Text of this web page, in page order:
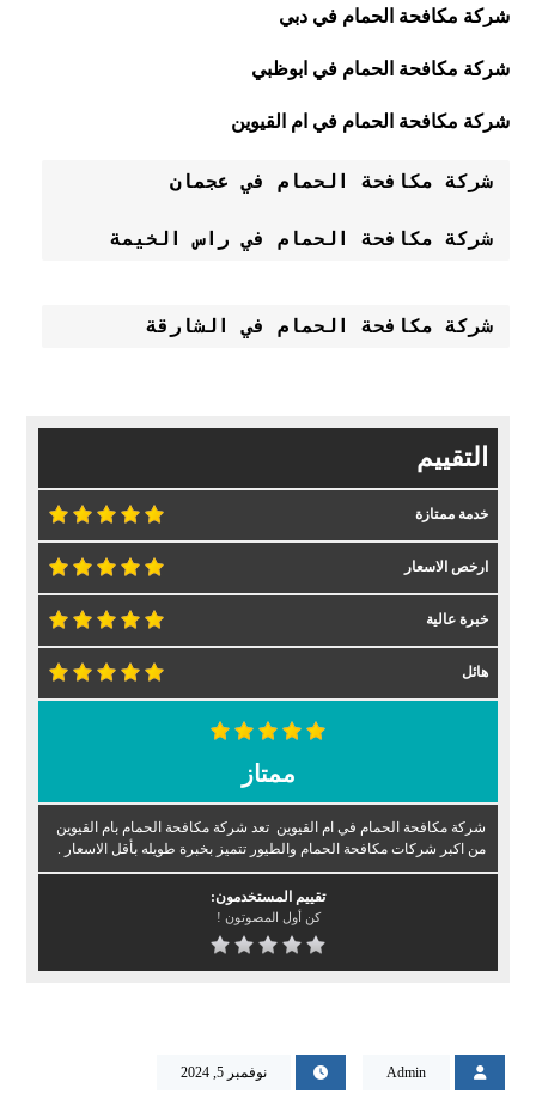
شركة مكافحة الحمام في دبي
شركة مكافحة الحمام في ابوظبي
شركة مكافحة الحمام في ام القيوين
شركة مكافحة الحمام في عجمان
شركة مكافحة الحمام في راس الخيمة
شركة مكافحة الحمام في الشارقة
التقييم
خدمة ممتازة
ارخص الاسعار
خبرة عالية
هائل
ممتاز
شركة مكافحة الحمام في ام القيوين تعد شركة مكافحة الحمام بام القيوين
من اكبر شركات مكافحة الحمام والطيور تتميز بخبرة طويله بأقل الاسعار .
تقييم المستخدمون:
كن أول المصوتون !
Admin نوفمبر 5, 2024